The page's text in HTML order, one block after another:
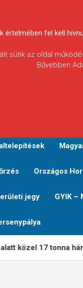
Országos
jegy GYIK –
17 tonna
értelmében fel kell
sütik az oldal
Bővebben